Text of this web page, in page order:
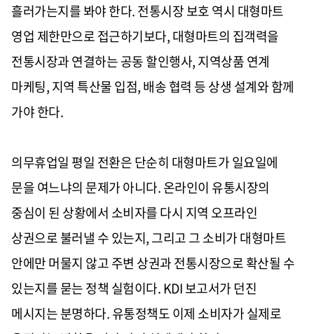
흘러가는지를 봐야 한다. 전통시장 보호 역시 대형마트
영업 제한만으로 접근하기보다, 대형마트의 집객력을
전통시장과 연결하는 공동 할인행사, 지역상품 연계
마케팅, 지역 특산물 입점, 배송 협력 등 상생 설계와 함께
가야 한다.
의무휴업일 평일 전환은 단순히 대형마트가 일요일에
문을 여느냐의 문제가 아니다. 온라인이 유통시장의
중심이 된 상황에서 소비자를 다시 지역 오프라인
상권으로 불러낼 수 있는지, 그리고 그 소비가 대형마트
안에만 머물지 않고 주변 상권과 전통시장으로 확산될 수
있는지를 묻는 정책 실험이다. KDI 보고서가 던진
메시지는 분명하다. 유통정책도 이제 소비자가 실제로